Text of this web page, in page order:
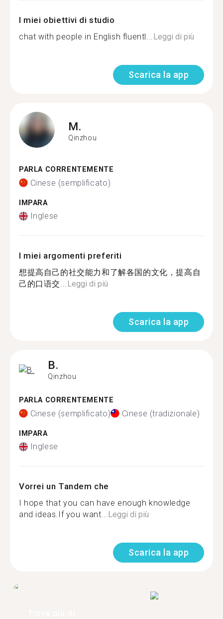
I miei obiettivi di studio
chat with people in English fluentl...Leggi di più
Scarica la app
M.
Qinzhou
PARLA CORRENTEMENTE
Cinese (semplificato)
IMPARA
Inglese
I miei argomenti preferiti
想提高自己的社交能力和了解各国的文化，提高自
己的口语交...Leggi di più
Scarica la app
B.
Qinzhou
PARLA CORRENTEMENTE
Cinese (semplificato) Cinese (tradizionale)
IMPARA
Inglese
Vorrei un Tandem che
I hope that you can have enough knowledge
and ideas.If you want...Leggi di più
Scarica la app